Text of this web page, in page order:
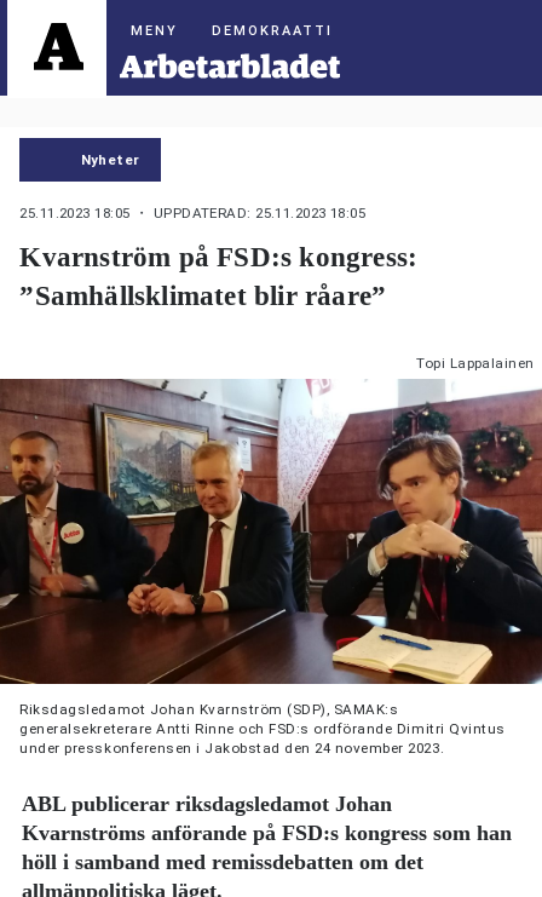
DEMOKRAATTI
Nyheter
25.11.2023 18:05 ・ UPPDATERAD: 25.11.2023 18:05
Kvarnström på FSD:s kongress:
”Samhällsklimatet blir råare”
Topi Lappalainen
Riksdagsledamot Johan Kvarnström (SDP), SAMAK:s
generalsekreterare Antti Rinne och FSD:s ordförande Dimitri Qvintus
under presskonferensen i Jakobstad den 24 november 2023.
ABL publicerar riksdagsledamot Johan
Kvarnströms anförande på FSD:s kongress som han
höll i samband med remissdebatten om det
allmänpolitiska läget.